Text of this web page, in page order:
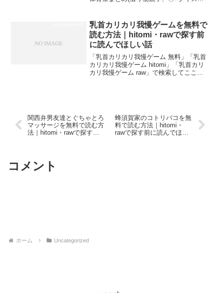
争) raw」で検索してここにたどり着い...
乳首カリカリ我慢ゲームを無料で
読む方法｜hitomi・rawで探す前
に読んでほしい話
「乳首カリカリ我慢ゲーム 無料」「乳首
カリカリ我慢ゲーム hitomi」「乳首カリ
カリ我慢ゲーム raw」で検索してここに
関西弁男友達とぐちゃとろ
マッサージを無料で読む方
法｜hitomi・rawで探す前
蜂須賀家のコトリバコを無
料で読む方法｜hitomi・
rawで探す前に読んでほし
コメント
ホーム Uncategorized